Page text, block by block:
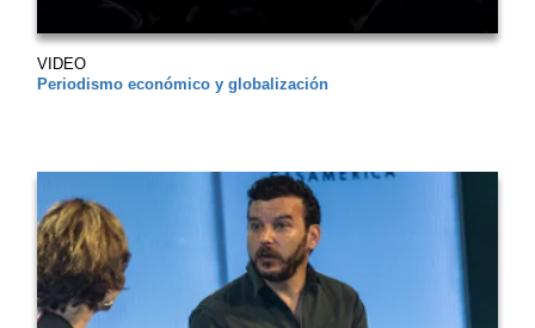
VIDEO
Periodismo económico y globalización